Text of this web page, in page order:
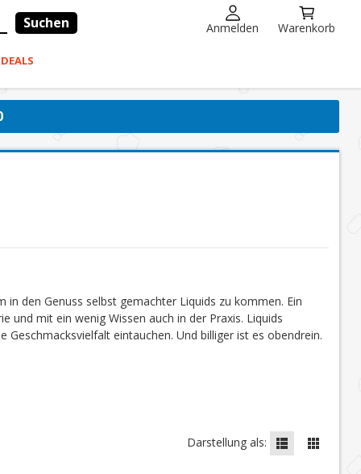
Suchen Anmelden Warenkorb
den Genuss selbst gemachter Liquids zu kommen. Ein
und mit ein wenig Wissen auch in der Praxis. Liquids
eintauchen. Und billiger ist es obendrein.
Darstellung als: